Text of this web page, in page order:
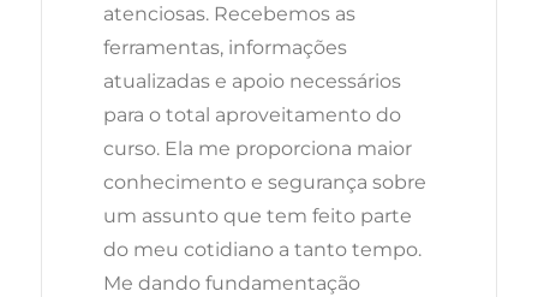
atenciosas. Recebemos as
ferramentas, informações
atualizadas e apoio necessários
para o total aproveitamento do
curso. Ela me proporciona maior
conhecimento e segurança sobre
um assunto que tem feito parte
do meu cotidiano a tanto tempo.
Me dando fundamentação